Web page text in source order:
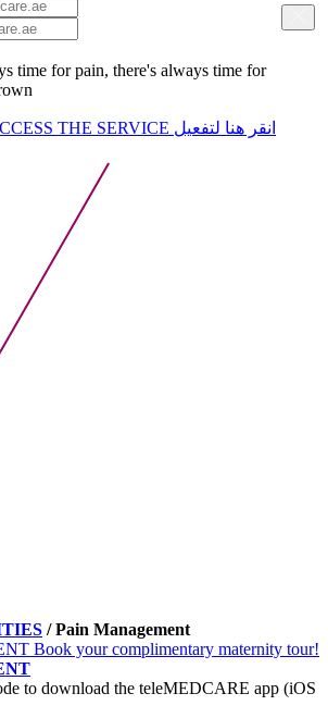
time for pain, there's always time for
THE SERVICE انقر هنا لتفعيل
/ Pain Management
Book your complimentary maternity tour!
to download the teleMEDCARE app (iOS